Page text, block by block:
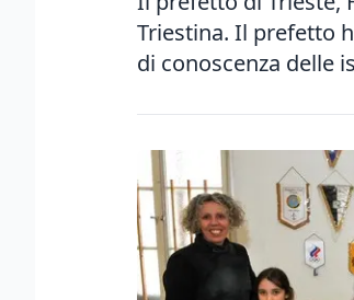
Triestina. Il prefetto
di conoscenza delle